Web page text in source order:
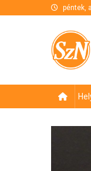
péntek,